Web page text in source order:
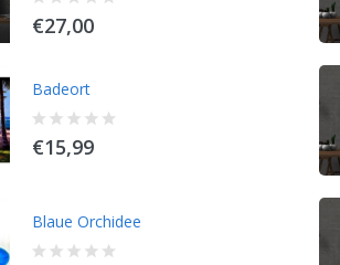
€41,99
Schildkröten
€15,99
Kuh Auf Weide
€27,00
Badeort
€15,99
Blaue Orchidee